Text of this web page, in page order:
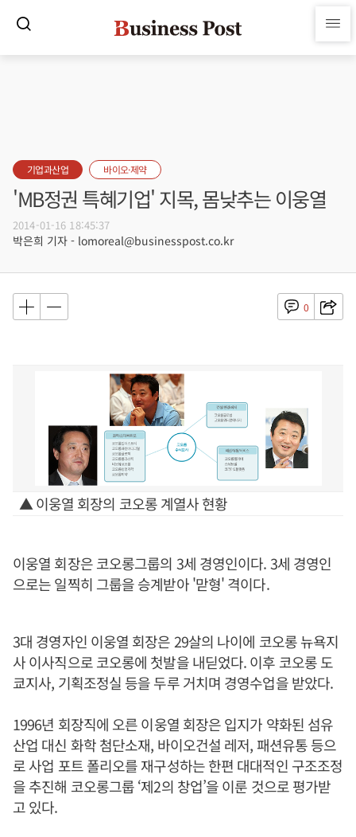
기업과산업 바이오·제약
'MB정권 특혜기업' 지목, 몸낮추는 이웅열
2014-01-16 18:45:37
박은희 기자 - lomoreal@businesspost.co.kr
0
▲ 이웅열 회장의 코오롱 계열사 현황
이웅열 회장은 코오롱그룹의 3세 경영인이다. 3세 경영인
으로는 일찍히 그룹을 승계받아 '맏형' 격이다.
3대 경영자인 이웅열 회장은 29살의 나이에 코오롱 뉴욕지
사 이사직으로 코오롱에 첫발을 내딛었다. 이후 코오롱 도
쿄지사, 기획조정실 등을 두루 거치며 경영수업을 받았다.
1996년 회장직에 오른 이웅열 회장은 입지가 약화된 섬유
산업 대신 화학 첨단소재, 바이오건설 레저, 패션유통 등으
로 사업 포트 폴리오를 재구성하는 한편 대대적인 구조조정
을 추진해 코오롱그룹 ‘제2의 창업’을 이룬 것으로 평가받
고 있다.